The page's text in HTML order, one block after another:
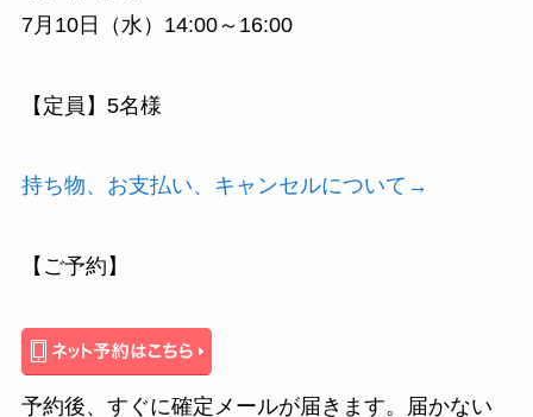
7月10日（水）14:00～16:00
【定員】5名様
持ち物、お支払い、キャンセルについて→
【ご予約】
予約後、すぐに確定メールが届きます。届かない